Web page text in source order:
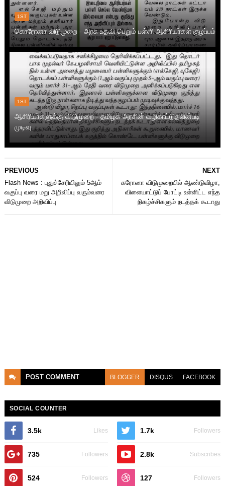
1ST
கொரோனா விடுமுறை - அரசு உதவி பெறும் பள்ளி ஆசிரியர்கள் குழப்பம்
1ST
ஆசிரியர்களுக்கு விடுமுறை - தமிழக அரசின் வழிகாட்டுதலின்படி
முடிவு
NEXT
கரோனா விடுமுறையில் ஆண்டுவிழா,
விளையாட்டுப் போட்டி உள்ளிட்ட எந்த
நிகழ்ச்சிகளும் நடத்தக் கூடாது
PREVIOUS
Flash News : புதுச்சேரியிலும் 5ஆம்
வகுப்பு வரை மறு அறிவிப்பு வரும்வரை
விடுமுறை அறிவிப்பு
POST COMMENT BLOGGER DISQUS FACEBOOK
SOCIAL COUNTER
3.5k Likes 1.7k Followers
735 Followers 2.8k Subscribes
524 Followers 127 Followers